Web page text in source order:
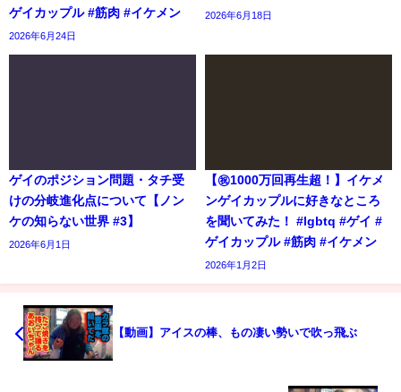
ゲイカップル #筋肉 #イケメン
2026年6月24日
2026年6月18日
ゲイのポジション問題・タチ受
けの分岐進化点について【ノン
ケの知らない世界 #3】
2026年6月1日
【㊗️1000万回再生超！】イケメ
ンゲイカップルに好きなところ
を聞いてみた！ #lgbtq #ゲイ #
ゲイカップル #筋肉 #イケメン
2026年1月2日
【動画】アイスの棒、もの凄い勢いで吹っ飛ぶ